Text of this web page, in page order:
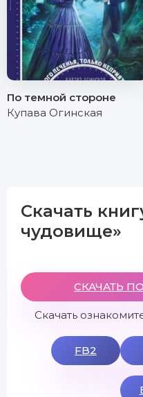
По темной стороне
Купава Огинская
Скачать
чудовище»
СКАЧАТЬ
Скачать
FB2